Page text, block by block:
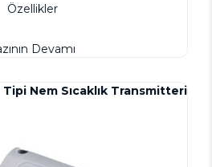
Özellikler
Devamı
Nem Sıcaklık Transmitteri